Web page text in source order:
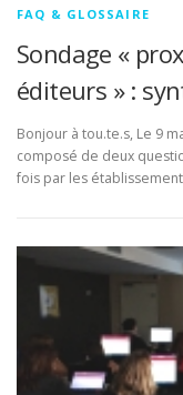
FAQ & GLOSSAIRE
Sondage «
éditeurs » :
Bonjour à tou.te.s, Le 9
composé de deux
fois par les